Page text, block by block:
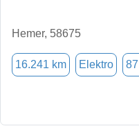
Hemer, 58675
16.241 km Elektro